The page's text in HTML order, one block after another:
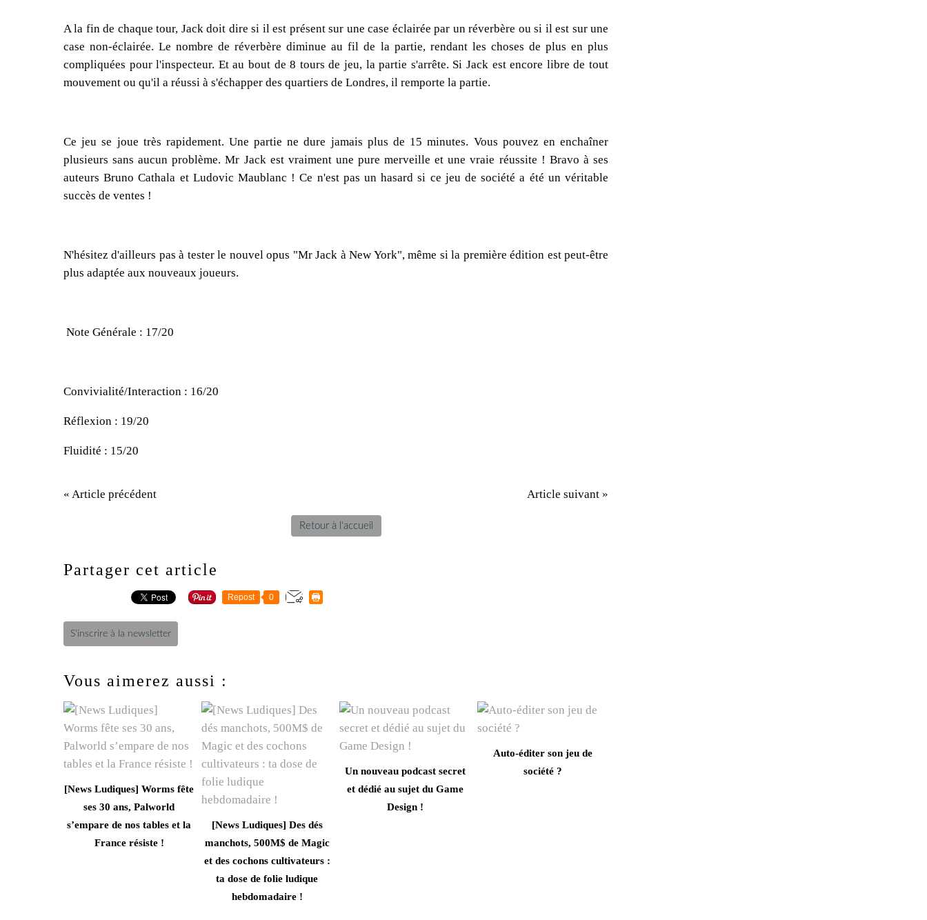
A la fin de chaque tour, Jack doit dire si il est présent sur une case éclairée par un réverbère ou si il est sur une
case non-éclairée. Le nombre de réverbère diminue au fil de la partie, rendant les choses de plus en plus
compliquées pour l'inspecteur. Et au bout de 8 tours de jeu, la partie s'arrête. Si Jack est encore libre de tout
mouvement ou qu'il a réussi à s'échapper des quartiers de Londres, il remporte la partie.
Ce jeu se joue très rapidement. Une partie ne dure jamais plus de 15 minutes. Vous pouvez en enchaîner
plusieurs sans aucun problème. Mr Jack est vraiment une pure merveille et une vraie réussite ! Bravo à ses
auteurs Bruno Cathala et Ludovic Maublanc ! Ce n'est pas un hasard si ce jeu de société a été un véritable
succès de ventes !
N'hésitez d'ailleurs pas à tester le nouvel opus "Mr Jack à New York", même si la première édition est peut-être
plus adaptée aux nouveaux joueurs.
Note Générale : 17/20
Convivialité/Interaction : 16/20
Réflexion : 19/20
Fluidité : 15/20
« Article précédent Article suivant »
Retour à l'accueil
Partager cet article
Repost 0
S'inscrire à la newsletter
Vous aimerez aussi :
[News Ludiques] Worms fête
ses 30 ans, Palworld
s’empare de nos tables et la
France résiste !
[News Ludiques] Des dés
manchots, 500M$ de Magic
et des cochons cultivateurs :
ta dose de folie ludique
hebdomadaire !
Un nouveau podcast secret
et dédié au sujet du Game
Design !
Auto-éditer son jeu de
société ?